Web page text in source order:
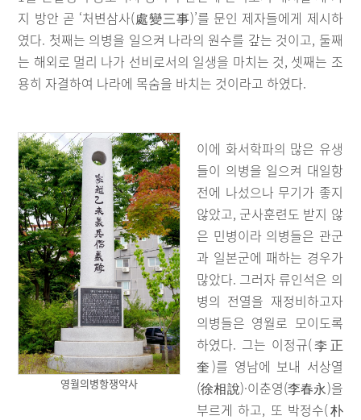
지 방안 곧 ‘처변삼사(處變三事)’를 문인 제자들에게 제시하
였다. 첫째는 의병을 일으켜 나라의 원수를 갚는 것이고, 둘째
는 해외로 멀리 나가 선비로서의 일생을 마치는 것, 셋째는 조
용히 자결하여 나라에 목숨을 바치는 것이라고 하였다.
영월의병항쟁약사
이에 화서학파의 많은 유생
들이 의병을 일으켜 대일항
전에 나섰으나 무기가 좋지
않았고, 군사훈련도 받지 않
은 민병이라 의병들은 관군
과 일본군에 패하는 경우가
많았다. 그러자 류인석은 의
병의 전열을 재정비하고자
의병들은 영월로 모이도록
하였다. 그는 이정규(李正
奎)를 영남에 보내 서상열
(徐相說)·이춘영(李春永)을
부르게 하고, 또 박정수(朴